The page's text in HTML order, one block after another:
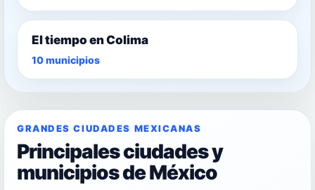
El tiempo en Colima
10 municipios
GRANDES CIUDADES MEXICANAS
Principales ciudades y
municipios de México